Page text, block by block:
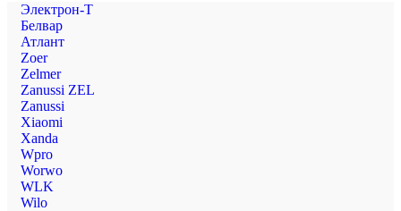
Электрон-Т
Белвар
Атлант
Zoer
Zelmer
Zanussi ZEL
Zanussi
Xiaomi
Xanda
Wpro
Worwo
WLK
Wilo